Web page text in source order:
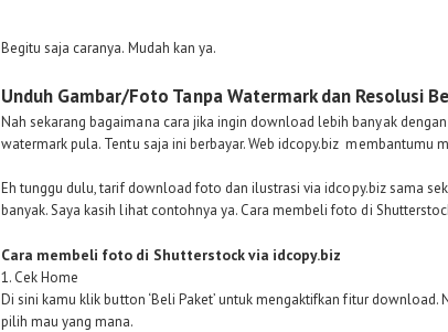
Begitu saja caranya. Mudah kan ya.
Unduh Gambar/Foto Tanpa Watermark dan Resolusi
Nah sekarang bagaimana cara jika ingin download lebih banyak
watermark pula. Tentu saja ini berbayar. Web idcopy.biz membantumu
Eh tunggu dulu, tarif download foto dan ilustrasi via idcopy.biz sama
banyak. Saya kasih lihat contohnya ya. Cara membeli foto di
Cara membeli foto di Shutterstock via idcopy.biz
1. Cek Home
Di sini kamu klik button ‘Beli Paket’ untuk mengaktifkan fitur
pilih mau yang mana.